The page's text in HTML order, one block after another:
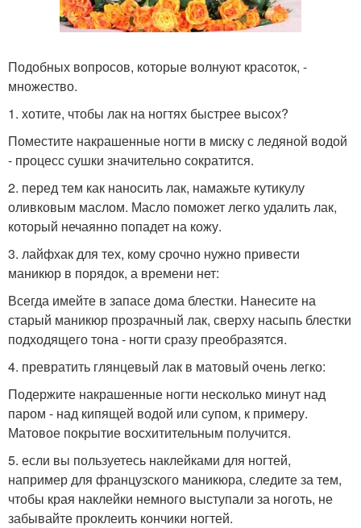
Подобных вопросов, которые волнуют красоток, -
множество.
1. хотите, чтобы лак на ногтях быстрее высох?
Поместите накрашенные ногти в миску с ледяной водой
- процесс сушки значительно сократится.
2. перед тем как наносить лак, намажьте кутикулу
оливковым маслом. Масло поможет легко удалить лак,
который нечаянно попадет на кожу.
3. лайфхак для тех, кому срочно нужно привести
маникюр в порядок, а времени нет:
Всегда имейте в запасе дома блестки. Нанесите на
старый маникюр прозрачный лак, сверху насыпь блестки
подходящего тона - ногти сразу преобразятся.
4. превратить глянцевый лак в матовый очень легко:
Подержите накрашенные ногти несколько минут над
паром - над кипящей водой или супом, к примеру.
Матовое покрытие восхитительным получится.
5. если вы пользуетесь наклейками для ногтей,
например для французского маникюра, следите за тем,
чтобы края наклейки немного выступали за ноготь, не
забывайте проклеить кончики ногтей.